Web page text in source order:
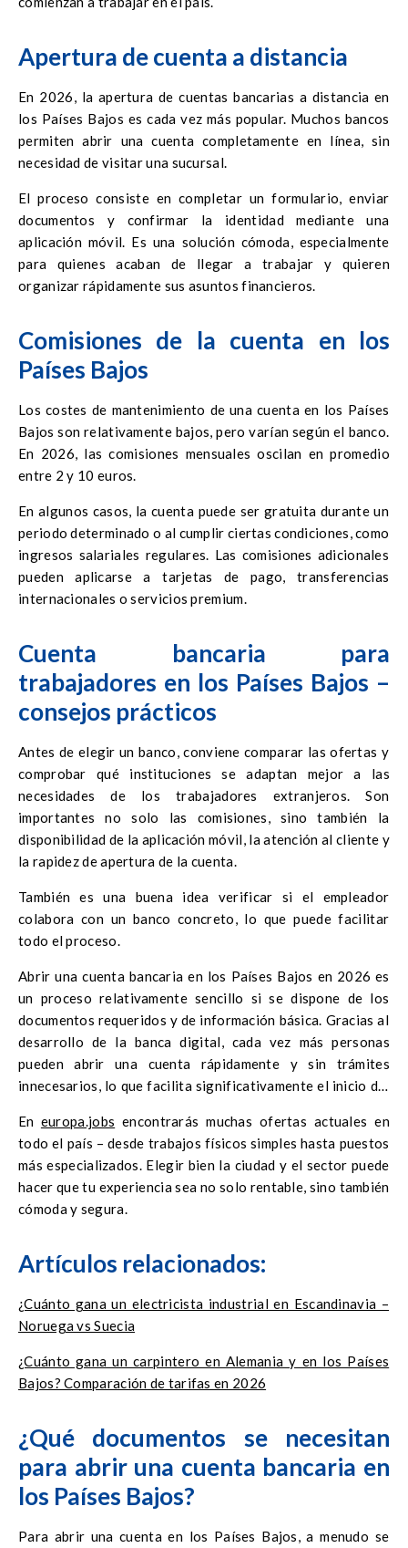
Apertura de cuenta a distancia
En 2026, la apertura de cuentas bancarias a distancia en
los Países Bajos es cada vez más popular. Muchos bancos
permiten abrir una cuenta completamente en línea, sin
necesidad de visitar una sucursal.
El proceso consiste en completar un formulario, enviar
documentos y confirmar la identidad mediante una
aplicación móvil. Es una solución cómoda, especialmente
para quienes acaban de llegar a trabajar y quieren
organizar rápidamente sus asuntos financieros.
Comisiones de la cuenta en los
Países Bajos
Los costes de mantenimiento de una cuenta en los Países
Bajos son relativamente bajos, pero varían según el banco.
En 2026, las comisiones mensuales oscilan en promedio
entre 2 y 10 euros.
En algunos casos, la cuenta puede ser gratuita durante un
periodo determinado o al cumplir ciertas condiciones, como
ingresos salariales regulares. Las comisiones adicionales
pueden aplicarse a tarjetas de pago, transferencias
internacionales o servicios premium.
Cuenta bancaria para
trabajadores en los Países Bajos –
consejos prácticos
Antes de elegir un banco, conviene comparar las ofertas y
comprobar qué instituciones se adaptan mejor a las
necesidades de los trabajadores extranjeros. Son
importantes no solo las comisiones, sino también la
disponibilidad de la aplicación móvil, la atención al cliente y
la rapidez de apertura de la cuenta.
También es una buena idea verificar si el empleador
colabora con un banco concreto, lo que puede facilitar
todo el proceso.
Abrir una cuenta bancaria en los Países Bajos en 2026 es
un proceso relativamente sencillo si se dispone de los
documentos requeridos y de información básica. Gracias al
desarrollo de la banca digital, cada vez más personas
pueden abrir una cuenta rápidamente y sin trámites
innecesarios, lo que facilita significativamente el inicio del
En europa.jobs encontrarás muchas ofertas actuales en
todo el país – desde trabajos físicos simples hasta puestos
más especializados. Elegir bien la ciudad y el sector puede
hacer que tu experiencia sea no solo rentable, sino también
cómoda y segura.
Artículos relacionados:
¿Cuánto gana un electricista industrial en Escandinavia –
Noruega vs Suecia
¿Cuánto gana un carpintero en Alemania y en los Países
Bajos? Comparación de tarifas en 2026
¿Qué documentos se necesitan
para abrir una cuenta bancaria en
los Países Bajos?
Para abrir una cuenta en los Países Bajos, a menudo se